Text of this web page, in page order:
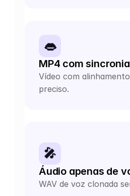
👄
MP4 com
Vídeo com
preciso.
🎤
Áudio apenas de
WAV de voz clonada